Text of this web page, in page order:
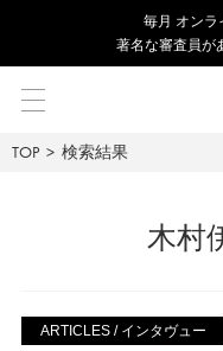
毎⽉ オンラ
著名な審査員が
TOP 検索結果
木村
ARTICLES / インタヴュー